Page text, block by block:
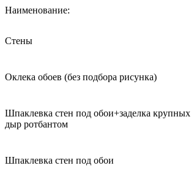
Наименование:
Стены
Оклека обоев (без подбора рисунка)
Шпаклевка стен под обои+заделка крупных
дыр ротбантом
Шпаклевка стен под обои